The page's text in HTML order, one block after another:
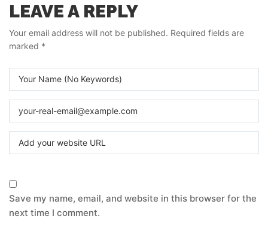
LEAVE A REPLY
Your email address will not be published. Required fields are
marked *
Save my name, email, and website in this browser for the
next time I comment.